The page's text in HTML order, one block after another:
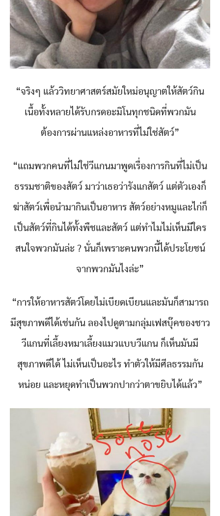
“จริงๆ แล้ววิทยาศาสตร์สมัยใหม่อนุญาตให้สัตว์กิน
เนื้อทั้งหลายได้รับกรดอะมิโนทุกชนิดที่พวกมัน
ต้องการผ่านแหล่งอาหารที่ไม่ใช่สัตว์”
“แถมพวกคนที่ไม่ใช่วีแกนมาพูดเรื่องการกินที่ไม่เป็น
ธรรมชาติของสัตว์ มาว่าเธอว่ารังแกสัตว์ แต่ตัวเองก็
ฆ่าสัตว์เพื่อนำมากินเป็นอาหาร สัตว์อย่างหมูและไก่ก็
เป็นสัตว์ที่กินได้ทั้งพืชและสัตว์ แต่ทำไมไม่เห็นมีใคร
สนใจพวกมันล่ะ ? นั่นก็เพราะคนพวกนี้ได้ประโยชน์
จากพวกมันไงล่ะ”
“การให้อาหารสัตว์โดยไม่เบียดเบียนและมันก็สามารถ
มีสุขภาพดีได้เช่นกัน ลองไปดูตามกลุ่มเฟสบุ๊คของชาว
วีแกนที่เลี้ยงหมาเลี้ยงแมวแบบวีแกน ก็เห็นมันมี
สุขภาพดีได้ ไม่เห็นเป็นอะไร ทำตัวให้มีศีลธรรมกัน
หน่อย และหยุดทำเป็นพวกปากว่าตาขยิบได้แล้ว”